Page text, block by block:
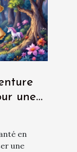
une
en
une